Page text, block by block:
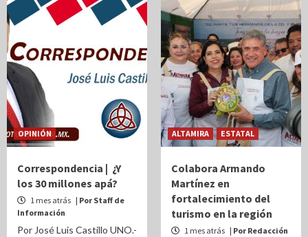
OPINIÓN
Correspondencia | ¿Y
los 30 millones apá?
1 mes atrás | Por Staff de
Información
Por José Luis Castillo UNO.-
ALTAMIRA ESTATAL
Colabora Armando
Martínez en
fortalecimiento del
turismo en la región
1 mes atrás | Por Redacción